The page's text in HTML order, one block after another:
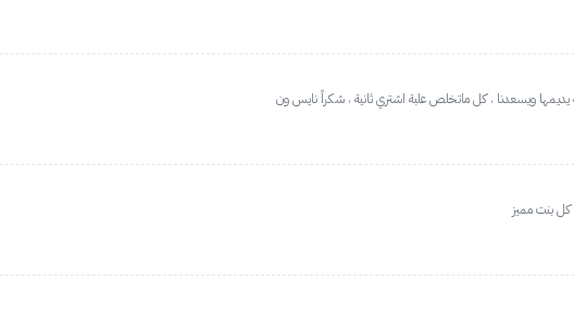
يديمها ويسعدنا ، كل ماتخلص علبة اشتري ثانية ، شكراً نايس ون
كل بنت مميز